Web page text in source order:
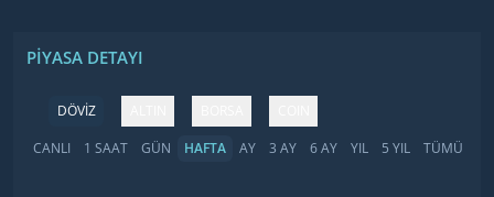
PIYASA DETAYI
DÖVİZ
CANLI
1 SAAT GÜN HAFTA AY 3 AY 6 AY YIL 5 YIL TÜMÜ